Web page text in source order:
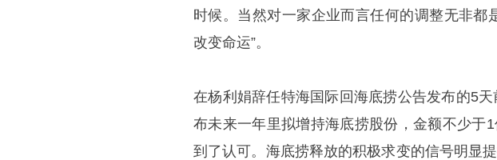
时候。当然对一家企业而言任何的调整无非都
改变命运”。
在杨利娟辞任特海国际回海底捞公告发布的5
布未来一年里拟增持海底捞股份，金额不少于
到了认可。海底捞释放的积极求变的信号明显